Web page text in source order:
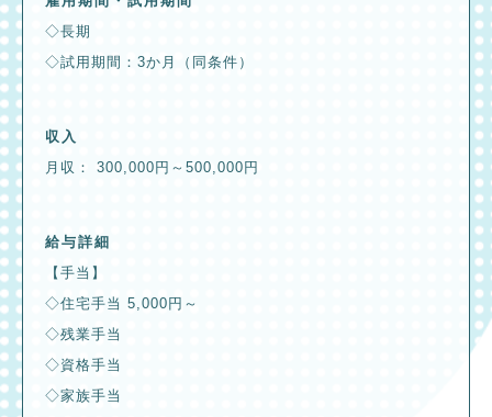
◇長期
◇試用期間：3か月（同条件）
収入
月収： 300,000円～500,000円
給与詳細
【手当】
◇住宅手当 5,000円～
◇残業手当
◇資格手当
◇家族手当